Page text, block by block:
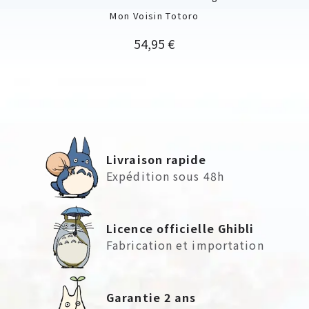
Mon Voisin Totoro
Prix
54,95 €
Livraison rapide
Expédition sous 48h
Licence officielle Ghibli
Fabrication et importation
Garantie 2 ans